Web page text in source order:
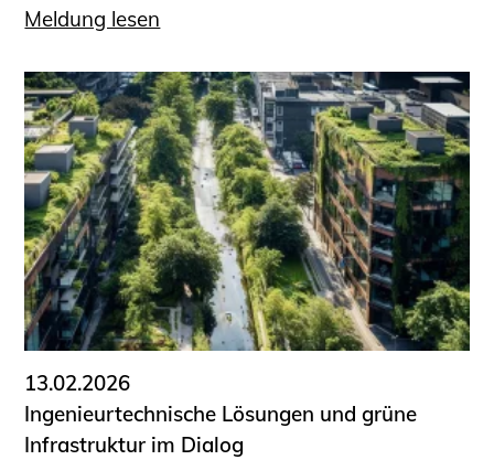
Meldung lesen
13.02.2026
Ingenieurtechnische Lösungen und grüne
Infrastruktur im Dialog